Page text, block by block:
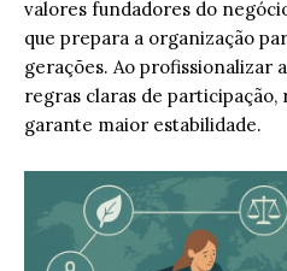
valores fundadores do
que prepara a organização
gerações. Ao profissionalizar
regras claras de
garante maior estabilidade.